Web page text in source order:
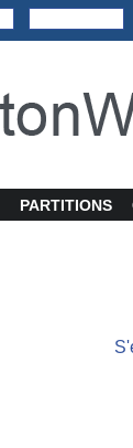
PARTITIONS